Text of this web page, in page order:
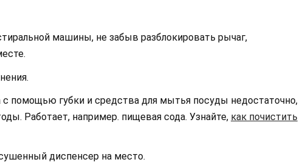
машины, не забыв разблокировать рычаг,
помощью губки и средства для мытья посуды недостаточно,
Работает, например. пищевая сода. Узнайте, как почистить
диспенсер на место.